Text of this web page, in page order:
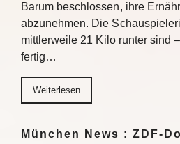
Barum beschlossen, ihre
abzunehmen. Die
mittlerweile 21 Kilo runter sind
fertig…
Weiterlesen
München News : ZDF-